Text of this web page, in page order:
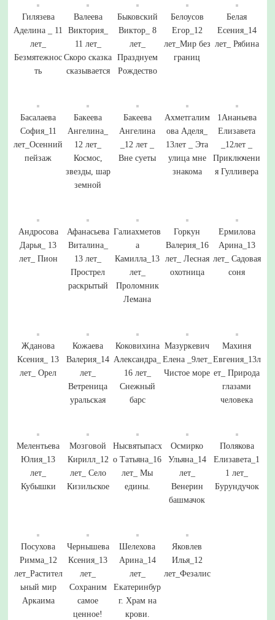
Гилязева
Аделина _ 11
лет_
Безмятежнос
ть
Валеева
Виктория_
11 лет_
Скоро сказка
сказывается
Быковский
Виктор_ 8
лет_
Празднуем
Рождество
Белоусов
Егор_12
лет_Мир без
границ
Белая
Есения_14
лет_ Рябина
Басалаева
София_11
лет_Осенний
пейзаж
Бакеева
Ангелина_
12 лет_
Космос,
звезды, шар
земной
Бакеева
Ангелина
_12 лет _
Вне суеты
Ахметгалим
ова Аделя_
13лет _ Эта
улица мне
знакома
1Ананьева
Елизавета
_12лет _
Приключени
я Гулливера
Андросова
Дарья_ 13
лет_ Пион
Афанасьева
Виталина_
13 лет_
Прострел
раскрытый
Галиахметов
а
Камилла_13
лет_
Проломник
Лемана
Горкун
Валерия_16
лет_ Лесная
охотница
Ермилова
Арина_13
лет_ Садовая
соня
Жданова
Ксения_ 13
лет_ Орел
Кожаева
Валерия_14
лет_
Ветреница
уральская
Коковихина
Александра_
16 лет_
Снежный
барс
Мазуркевич
Елена _9лет_
Чистое море
Махиня
Евгения_13л
ет_ Природа
глазами
человека
Мелентьева
Юлия_13
лет_
Кубышки
Мозговой
Кирилл_12
лет_ Село
Кизильское
Нысвятыпасх
о Татьяна_16
лет_ Мы
едины.
Осмирко
Ульяна_14
лет_
Венерин
башмачок
Полякова
Елизавета_1
1 лет_
Бурундучок
Посухова
Римма_12
лет_Растител
ьный мир
Аркаима
Чернышева
Ксения_13
лет_
Сохраним
самое
ценное!
Шелехова
Арина_14
лет_
Екатеринбур
г. Храм на
крови.
Яковлев
Илья_12
лет_Фезалис